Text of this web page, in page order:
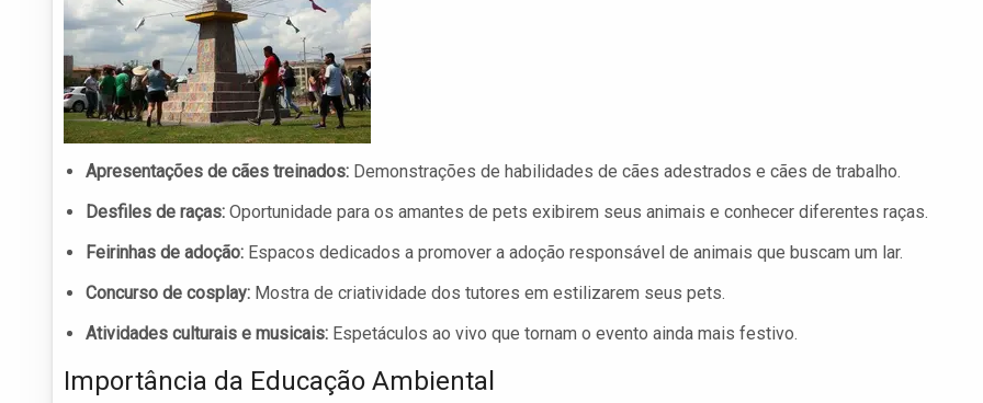
Apresentações de cães treinados: Demonstrações de habilidades de cães adestrados e cães de trabalho.
Desfiles de raças: Oportunidade para os amantes de pets exibirem seus animais e conhecer diferentes raças.
Feirinhas de adoção: Espacos dedicados a promover a adoção responsável de animais que buscam um lar.
Concurso de cosplay: Mostra de criatividade dos tutores em estilizarem seus pets.
Atividades culturais e musicais: Espetáculos ao vivo que tornam o evento ainda mais festivo.
Importância da Educação Ambiental